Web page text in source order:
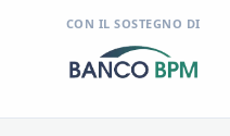
CON IL SOSTEGNO DI